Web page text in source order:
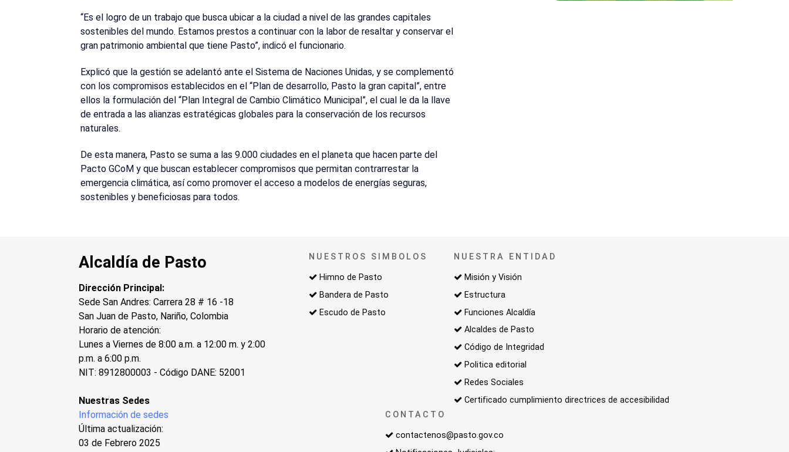
“Es el logro de un trabajo que busca ubicar a la ciudad a nivel de las grandes capitales
sostenibles del mundo. Estamos prestos a continuar con la labor de resaltar y conservar el
gran patrimonio ambiental que tiene Pasto”, indicó el funcionario.
Explicó que la gestión se adelantó ante el Sistema de Naciones Unidas, y se complementó
con los compromisos establecidos en el “Plan de desarrollo, Pasto la gran capital”, entre
ellos la formulación del “Plan Integral de Cambio Climático Municipal”, el cual le da la llave
de entrada a las alianzas estratégicas globales para la conservación de los recursos
naturales.
De esta manera, Pasto se suma a las 9.000 ciudades en el planeta que hacen parte del
Pacto GCoM y que buscan establecer compromisos que permitan contrarrestar la
emergencia climática, así como promover el acceso a modelos de energías seguras,
sostenibles y beneficiosas para todos.
Alcaldía de Pasto
Dirección Principal:
Sede San Andres: Carrera 28 # 16 -18
San Juan de Pasto, Nariño, Colombia
Horario de atención:
Lunes a Viernes de 8:00 a.m. a 12:00 m. y 2:00
p.m. a 6:00 p.m.
NIT: 8912800003 - Código DANE: 52001
Nuestras Sedes
Información de sedes
Última actualización:
03 de Febrero 2025
NUESTROS SIMBOLOS
Himno de Pasto
Bandera de Pasto
Escudo de Pasto
NUESTRA ENTIDAD
Misión y Visión
Estructura
Funciones Alcaldía
Alcaldes de Pasto
Código de Integridad
Politica editorial
Redes Sociales
Certificado cumplimiento directrices de accesibilidad
CONTACTO
contactenos@pasto.gov.co